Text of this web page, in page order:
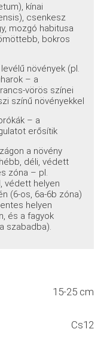
kínai
csenkesz
mozgó habitusa
bokros
növények (pl.
– a
vörös színei
színű növényekkel
– a
erősítik
a növény
déli, védett
zóna – pl.
védett helyen
(6-os, 6a-6b zóna)
helyen
és a fagyok
szabadba).
15-25 cm
Cs12